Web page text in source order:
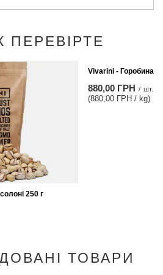
ПЕРЕВІРТЕ
250 г
Vivarini - Горобина -
880,00 ГРН / шт.
(880,00 ГРН / kg)
ТОВАРИ